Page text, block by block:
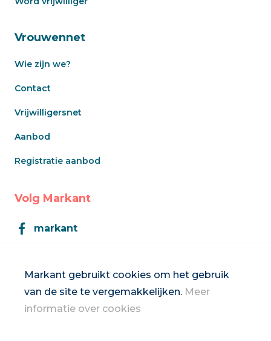
Markant gebruikt cookies om het gebruik
van de site te vergemakkelijken. Meer
informatie over cookies
Vrouwennet
Wie zijn we?
Contact
Vrijwilligersnet
Aanbod
Registratie aanbod
Volg Markant
markant
Inschrijven op de nieuwsbrief